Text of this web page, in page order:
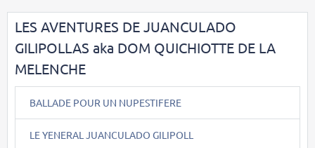
LES AVENTURES DE JUANCULADO
GILIPOLLAS aka DOM QUICHIOTTE DE LA
MELENCHE
BALLADE POUR UN NUPESTIFERE
LE YENERAL JUANCULADO GILIPOLL